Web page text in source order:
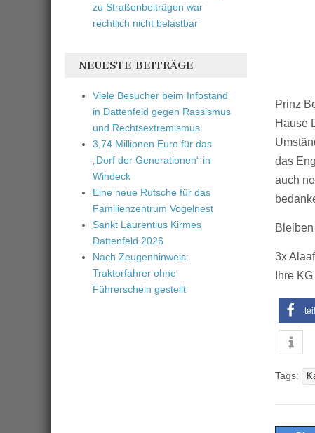
Prinz
Hause
das
auch
3x Alaaf
Ihre
Tags:
zu Straßenbeiträgen war
rechtlich nicht belastbar
NEUESTE BEITRÄGE
Viele Besucher beim Infostand
in Dattenfeld gegen Rassismus
und Rechtsextremismus
3,74 Millionen Euro für das
„Dorf der Generationen“ in
Windeck
Eine neue Rutsche für das
Familienzentrum Vogelnest
Sankt Laurentius Kirmes
Dattenfeld 2026
Nach Zeugenhinweis:
Traktorfahrer ohne
Führerschein gestellt